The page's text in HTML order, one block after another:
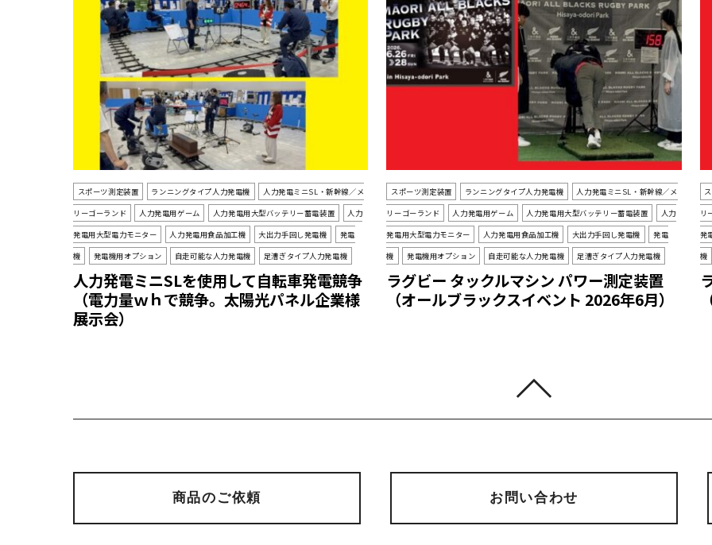
スポーツ測定装置 ランニングタイプ人力発電機
人力発電ミニSL・新幹線／メ
リーゴーランド
人力発電用ゲーム 人力発電用大型バッテリー蓄電装置
人力
発電用大型電力モニター
人力発電用食品加工機 大出力手回し発電機
発電
機
発電機用オプション 自走可能な人力発電機 足漕ぎタイプ人力発電機
人力発電ミニSLを使用して自転車発電競争
（電力量ｗｈで競争。太陽光パネル企業様
展示会）
スポーツ測定装置 ランニングタイプ人力発電機
人力発電ミニSL・新幹線／メ
リーゴーランド
人力発電用ゲーム 人力発電用大型バッテリー蓄電装置
人力
発電用大型電力モニター
人力発電用食品加工機 大出力手回し発電機
発電
機
発電機用オプション 自走可能な人力発電機 足漕ぎタイプ人力発電機
ラグビー タックルマシン パワー測定装置
（オールブラックスイベント 2026年6月）
リ
発
機
商品のご依頼 お問い合わせ